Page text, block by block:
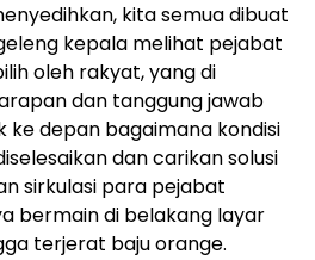
kita semua dibuat
kepala melihat pejabat
oleh rakyat, yang di
dan tanggung jawab
depan bagaimana kondisi
dan carikan solusi
sirkulasi para pejabat
bermain di belakang layar
terjerat baju orange.